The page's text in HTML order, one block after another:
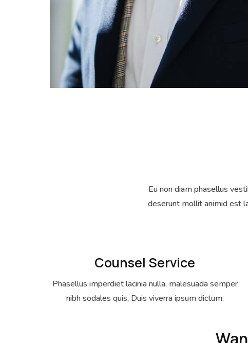
Eu non diam phasellus
deserunt mollit animid est
Counsel Service
Phasellus imperdiet lacinia nulla, malesuada semper
nibh sodales quis, Duis viverra ipsum dictum.